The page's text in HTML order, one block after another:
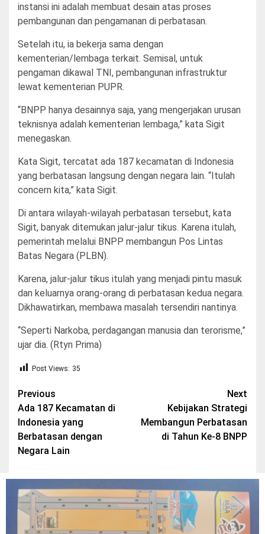
instansi ini adalah membuat desain atas proses
pembangunan dan pengamanan di perbatasan.
Setelah itu, ia bekerja sama dengan
kementerian/lembaga terkait. Semisal, untuk
pengaman dikawal TNI, pembangunan infrastruktur
lewat kementerian PUPR.
“BNPP hanya desainnya saja, yang mengerjakan urusan
teknisnya adalah kementerian lembaga,” kata Sigit
menegaskan.
Kata Sigit, tercatat ada 187 kecamatan di Indonesia
yang berbatasan langsung dengan negara lain. “Itulah
concern kita,” kata Sigit.
Di antara wilayah-wilayah perbatasan tersebut, kata
Sigit, banyak ditemukan jalur-jalur tikus. Karena itulah,
pemerintah melalui BNPP membangun Pos Lintas
Batas Negara (PLBN).
Karena, jalur-jalur tikus itulah yang menjadi pintu masuk
dan keluarnya orang-orang di perbatasan kedua negara.
Dikhawatirkan, membawa masalah tersendiri nantinya.
“Seperti Narkoba, perdagangan manusia dan terorisme,”
ujar dia. (Rtyn Prima)
Post Views: 35
Post
navigation
Previous
Ada 187 Kecamatan di
Indonesia yang
Berbatasan dengan
Negara Lain
Next
Kebijakan Strategi
Membangun Perbatasan
di Tahun Ke-8 BNPP